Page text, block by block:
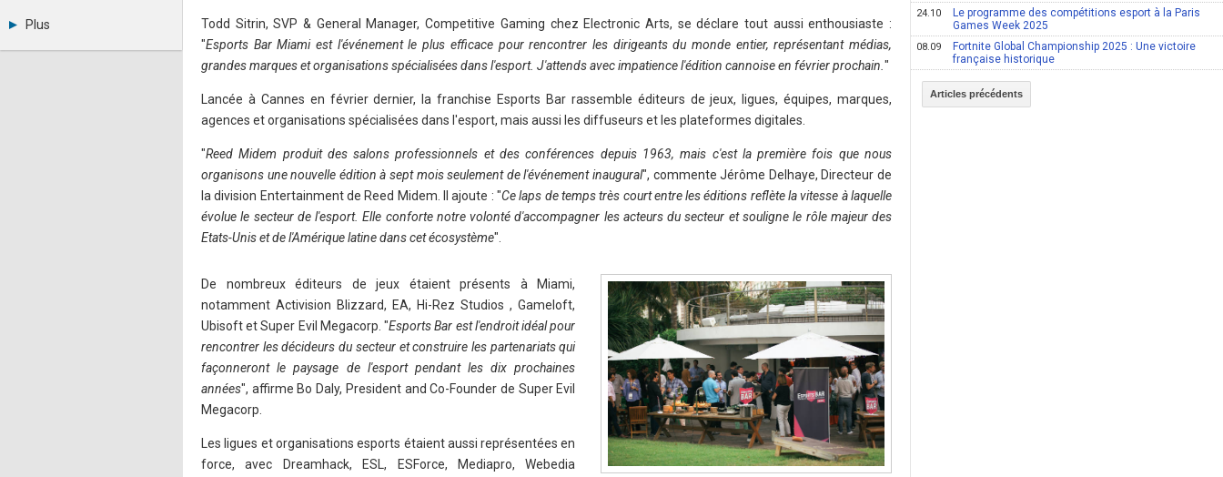
LinkedIn
Plus
Annonceurs
Todd Sitrin, SVP & General Manager, Competitive Gaming chez Electronic Arts, se déclare tout aussi enthousiaste :
"Esports Bar Miami est l'événement le plus efficace pour rencontrer les dirigeants du monde entier, représentant médias,
grandes marques et organisations spécialisées dans l'esport. J'attends avec impatience l'édition cannoise en février prochain. "
Lancée à Cannes en février dernier, la franchise Esports Bar rassemble éditeurs de jeux, ligues, équipes, marques,
agences et organisations spécialisées dans l'esport, mais aussi les diffuseurs et les plateformes digitales.
"Reed Midem produit des salons professionnels et des conférences depuis 1963, mais c'est la première fois que nous
organisons une nouvelle édition à sept mois seulement de l'événement inaugural", commente Jérôme Delhaye, Directeur de
la division Entertainment de Reed Midem. Il ajoute : "Ce laps de temps très court entre les éditions reflète la vitesse à laquelle
évolue le secteur de l'esport. Elle conforte notre volonté d'accompagner les acteurs du secteur et souligne le rôle majeur des
Etats-Unis et de l'Amérique latine dans cet écosystème".
De nombreux éditeurs de jeux étaient présents à Miami,
notamment Activision Blizzard, EA, Hi-Rez Studios , Gameloft,
Ubisoft et Super Evil Megacorp. "Esports Bar est l'endroit idéal pour
rencontrer les décideurs du secteur et construire les partenariats qui
façonneront le paysage de l'esport pendant les dix prochaines
années", affirme Bo Daly, President and Co-Founder de Super Evil
Megacorp.
Les ligues et organisations esports étaient aussi représentées en
force, avec Dreamhack, ESL, ESForce, Mediapro, Webedia
24.10
Le programme des compétitions esport à la Paris
Games Week 2025
08.09
Fortnite Global Championship 2025 : Une victoire
française historique
Articles précédents